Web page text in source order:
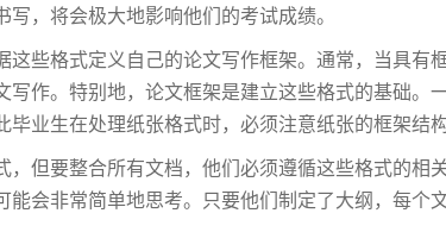
，将会极大地影响他们的考试成绩。
些格式定义自己的论文写作框架。通常，当具有
写作。特别地，论文框架是建立这些格式的基础
业生在处理纸张格式时，必须注意纸张的框架结构
但要整合所有文档，他们必须遵循这些格式的相
会非常简单地思考。只要他们制定了大纲，每个